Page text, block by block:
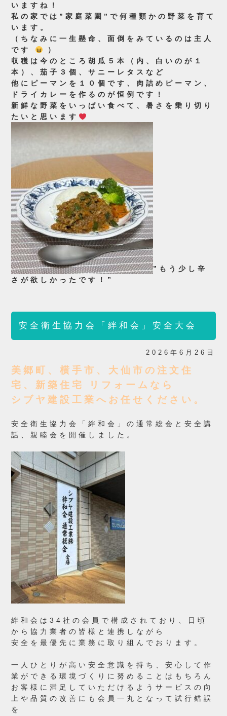
いますね！
私の家では”家庭菜園”で何種類かの野菜を育て
います。
（ちなみに一生懸命、面倒をみているのは主人
です
）
収穫は今のところ胡瓜５本（内、白いのが１
本）、茄子３個、サニーレタスなど
他にピーマンを１０個です、肉詰めピーマン、
ドライカレーを作るのが恒例です！
新鮮な野菜をいっぱい食べて、暑さを乗り切り
たいと思います
”もう少し辛
さが欲しかったです！”
安全衛生協力会「絆和会」安全大会
2026年6月26日
美郷町、横手市、大仙市の注文住
宅、新築住宅 リフォームなら
シブヤ建設工業へお任せください。
安全衛生協力会「絆和会」の通常総会と安全講
話、親睦会を 開催しました。
絆和会は34社の会員で構成されており、日頃
から 協力業者の皆様と連携しながら
安全を最優先に 業務に取り組んでおります。
一人ひとりが高い安全意識を持ち、安心して作
業ができる環境づくりに努めることはもちろん
お客様に満足していただけるようサービスの向
上や品質の改善にも会員一丸となって試行錯誤
を